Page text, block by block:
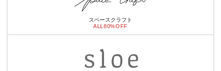
スペースクラフト
ALL80%OFF